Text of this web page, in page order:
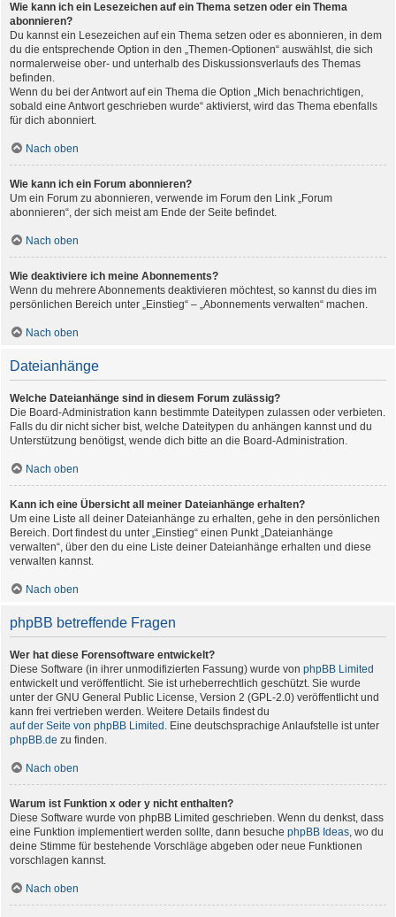
Wie kann ich ein Lesezeichen auf ein Thema setzen oder ein Thema
abonnieren?
Du kannst ein Lesezeichen auf ein Thema setzen oder es abonnieren, in dem
du die entsprechende Option in den „Themen-Optionen“ auswählst, die sich
normalerweise ober- und unterhalb des Diskussionsverlaufs des Themas
befinden.
Wenn du bei der Antwort auf ein Thema die Option „Mich benachrichtigen,
sobald eine Antwort geschrieben wurde“ aktivierst, wird das Thema ebenfalls
für dich abonniert.
Nach oben
Wie kann ich ein Forum abonnieren?
Um ein Forum zu abonnieren, verwende im Forum den Link „Forum
abonnieren“, der sich meist am Ende der Seite befindet.
Nach oben
Wie deaktiviere ich meine Abonnements?
Wenn du mehrere Abonnements deaktivieren möchtest, so kannst du dies im
persönlichen Bereich unter „Einstieg“ – „Abonnements verwalten“ machen.
Nach oben
Dateianhänge
Welche Dateianhänge sind in diesem Forum zulässig?
Die Board-Administration kann bestimmte Dateitypen zulassen oder verbieten.
Falls du dir nicht sicher bist, welche Dateitypen du anhängen kannst und du
Unterstützung benötigst, wende dich bitte an die Board-Administration.
Nach oben
Kann ich eine Übersicht all meiner Dateianhänge erhalten?
Um eine Liste all deiner Dateianhänge zu erhalten, gehe in den persönlichen
Bereich. Dort findest du unter „Einstieg“ einen Punkt „Dateianhänge
verwalten“, über den du eine Liste deiner Dateianhänge erhalten und diese
verwalten kannst.
Nach oben
phpBB betreffende Fragen
Wer hat diese Forensoftware entwickelt?
Diese Software (in ihrer unmodifizierten Fassung) wurde von phpBB Limited
entwickelt und veröffentlicht. Sie ist urheberrechtlich geschützt. Sie wurde
unter der GNU General Public License, Version 2 (GPL-2.0) veröffentlicht und
kann frei vertrieben werden. Weitere Details findest du
auf der Seite von phpBB Limited . Eine deutschsprachige Anlaufstelle ist unter
phpBB.de zu finden.
Nach oben
Warum ist Funktion x oder y nicht enthalten?
Diese Software wurde von phpBB Limited geschrieben. Wenn du denkst, dass
eine Funktion implementiert werden sollte, dann besuche phpBB Ideas, wo du
deine Stimme für bestehende Vorschläge abgeben oder neue Funktionen
vorschlagen kannst.
Nach oben